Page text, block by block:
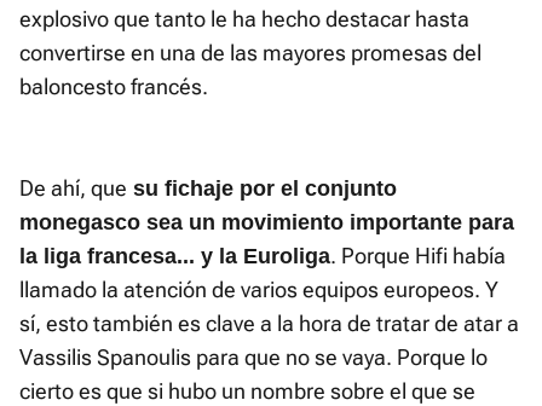
explosivo que tanto le ha hecho destacar hasta
convertirse en una de las mayores promesas del
baloncesto francés.
De ahí, que su fichaje por el conjunto
monegasco sea un movimiento importante para
la liga francesa... y la Euroliga. Porque Hifi había
llamado la atención de varios equipos europeos. Y
sí, esto también es clave a la hora de tratar de atar a
Vassilis Spanoulis para que no se vaya. Porque lo
cierto es que si hubo un nombre sobre el que se